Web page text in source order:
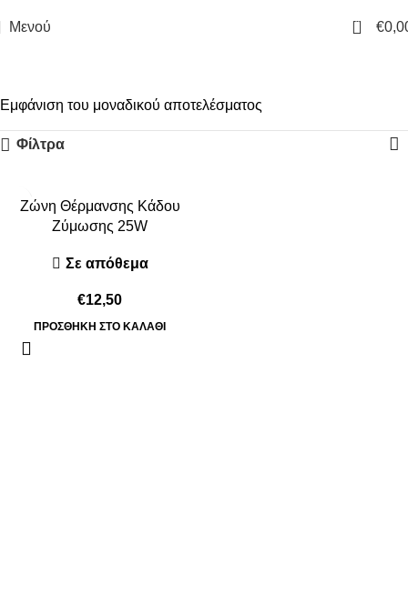
Μενού 0 €
Εμφάνιση του μοναδικού αποτελέσματος
Φίλτρα
Ζώνη Θέρμανσης Κάδου
Ζύμωσης 25W
Σε απόθεμα
€12,50
ΠΡΟΣΘΉΚΗ ΣΤΟ ΚΑΛΆΘΙ